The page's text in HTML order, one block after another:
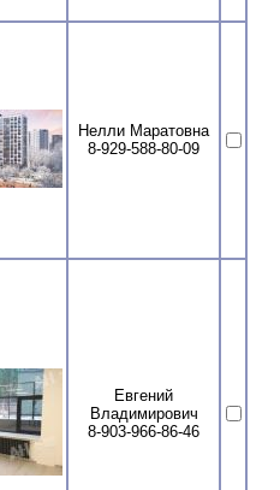
Нелли Маратовна
8-929-588-80-09
Евгений
Владимирович
8-903-966-86-46